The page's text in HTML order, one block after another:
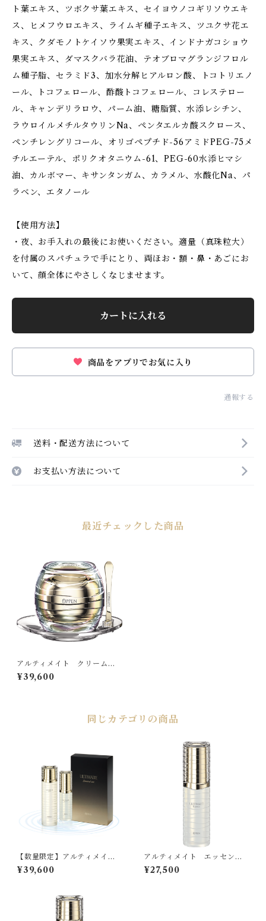
ト葉エキス、ツボクサ葉エキス、セイヨウノコギリソウエキ
ス、ヒメフウロエキス、ライムギ種子エキス、ツユクサ花エ
キス、クダモノトケイソウ果実エキス、インドナガコショウ
果実エキス、ダマスクバラ花油、テオブロマグランジフロル
ム種子脂、セラミド3、加水分解ヒアルロン酸、トコトリエノ
ール、トコフェロール、酢酸トコフェロール、コレステロー
ル、キャンデリラロウ、パーム油、糖脂質、水添レシチン、
ラウロイルメチルタウリンNa、ペンタエルカ酸スクロース、
ペンチレングリコール、オリゴペプチド-56アミドPEG-75メ
チルエーテル、ポリクオタニウム-61、PEG-60水添ヒマシ
油、カルボマー、キサンタンガム、カラメル、水酸化Na、パ
ラベン、エタノール
【使用方法】
・夜、お手入れの最後にお使いください。適量（真珠粒大）
を付属のスパチュラで手にとり、両ほお・額・鼻・あごにお
いて、顔全体にやさしくなじませます。
カートに入れる
商品をアプリでお気に入り
通報する
送料・配送方法について
お支払い方法について
最近チェックした商品
アルティメイト クリーム
【保湿クリーム】
¥39,600
同じカテゴリの商品
【数量限定】アルティメイト
LIMITED SET R
¥39,600
アルティメイト エッセンス
【美容液】
¥27,500